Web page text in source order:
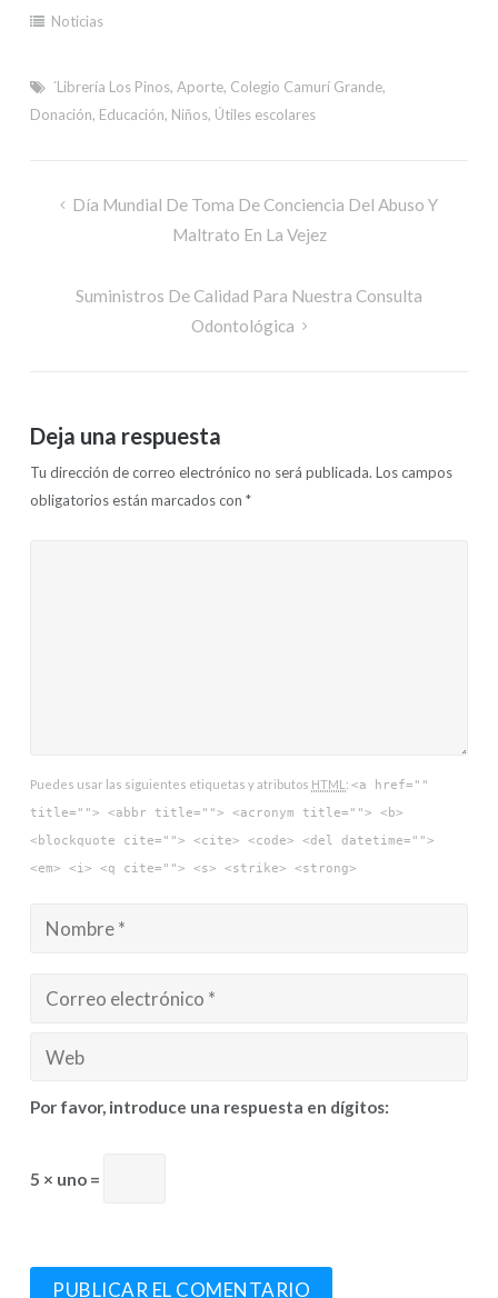
Noticias
´Librería Los Pinos,Aporte, Colegio Camurí Grande,
Donación, Educación, Niños, Útiles escolares
Día Mundial De Toma De Conciencia Del Abuso Y
Maltrato En La Vejez
Suministros De Calidad Para Nuestra Consulta
Odontológica
Deja una respuesta
Tu dirección de correo electrónico no será publicada. Los campos
obligatorios están marcados con*
Puedes usar las siguientes etiquetas y atributos HTML :<a href=""
title=""> <abbr title=""> <acronym title=""> <b>
<blockquote cite=""> <cite> <code> <del datetime="">
<em> <i> <q cite=""> <s> <strike> <strong>
Por favor, introduce una respuesta en dígitos:
5 × uno =